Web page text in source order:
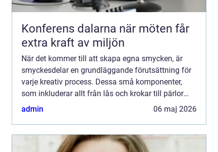
Konferens dalarna när möten får
extra kraft av miljön
När det kommer till att skapa egna smycken, är
smyckesdelar en grundläggande förutsättning för
varje kreativ process. Dessa små komponenter,
som inkluderar allt från lås och krokar till pärlor
och ...
admin 06 maj 2026